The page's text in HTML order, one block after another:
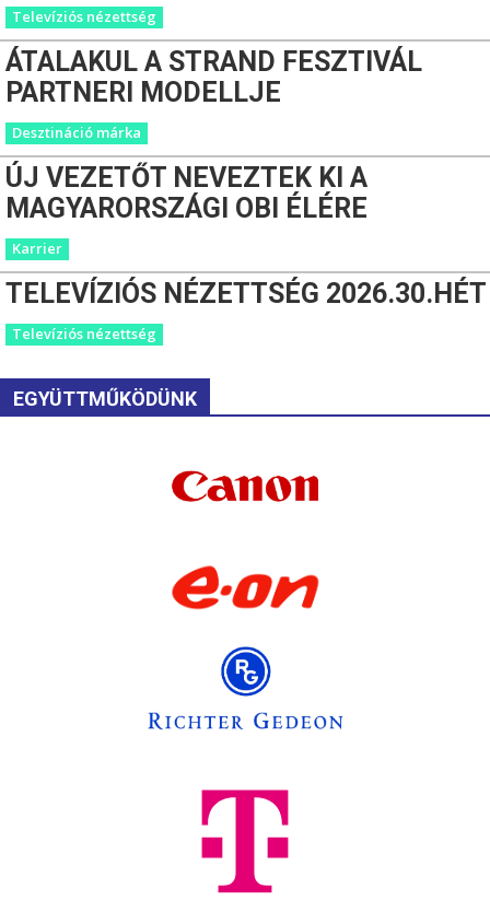
Televíziós nézettség
ÁTALAKUL A STRAND FESZTIVÁL
PARTNERI MODELLJE
Desztináció márka
ÚJ VEZETŐT NEVEZTEK KI A
MAGYARORSZÁGI OBI ÉLÉRE
Karrier
TELEVÍZIÓS NÉZETTSÉG 2026.30.HÉT
Televíziós nézettség
EGYÜTTMŰKÖDÜNK